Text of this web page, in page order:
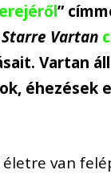
”
Starre Vartan
Vartan
éhezések
van